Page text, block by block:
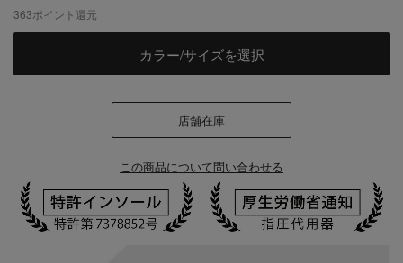
363ポイント還元
カラー/サイズを選択
店舗在庫
この商品について問い合わせる